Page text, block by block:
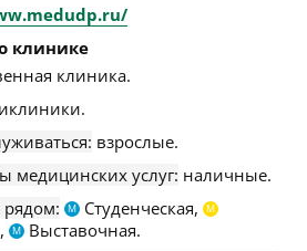
клинике
клиника.
взрослые.
медицинских услуг: наличные.
рядом:
М Студенческая, М
М
Выставочная.